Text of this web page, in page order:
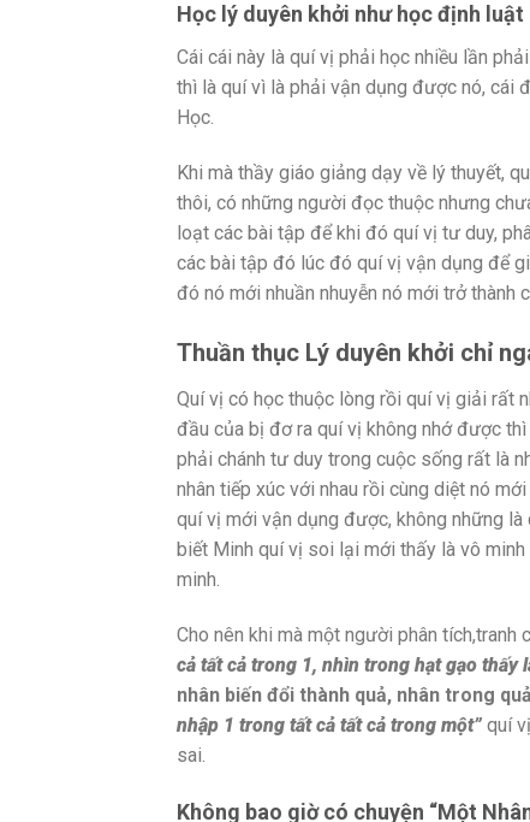
Học lý duyên khởi như họcđịnh luật
Cái cái này là quí vị phải học nhiều lần
thì là quí vì là phải vận dụng được nó, cái
Học.
Khi mà thầy giáo giảng dạy về lý thuyết,
thôi, có những người đọc thuộc nhưng
loạt các bài tập để khi đó quí vị tư duy,
các bài tập đó lúc đó quí vị vận dụng để
đó nó mới nhuần nhuyễn nó mới trở thành
Thuần thục Lý duyên khởi chỉ
Quí vị có học thuộc lòng rồi quí vị giải rất
đầu của bị đơ ra quí vị không nhớ được
phải chánh tư duy trong cuộc sống rất là
nhân tiếp xúc với nhau rồi cùng diệt nó
quí vị mới vận dụng được, không những là
biết Minh quí vị soi lại mới thấy là vô minh
minh.
Cho nên khi mà một người phân
cả tất cả trong 1, nhìn trong hạt gạo thấy
nhân biến đổi thành quả, nhân trong quả
nhập 1 trong tất cả tất cả trong một” quí
sai.
Không bao giờ có chuyện “Một